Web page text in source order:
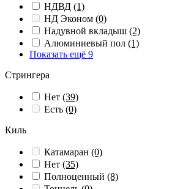
НДВД (1)
НД Эконом (0)
Надувной вкладыш (2)
Алюминиевый пол (1)
Показать ещё 9
Стрингера
Нет (39)
Есть (0)
Киль
Катамаран (0)
Нет (35)
Полноценный (8)